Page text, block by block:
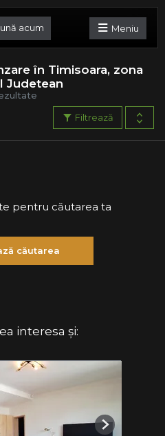
acum Meniu
în Timisoara, zona
Judetean
Filtrează
pentru căutarea ta
căutarea
interesa și:
Next